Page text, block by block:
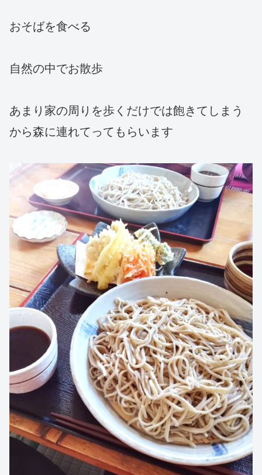
おそばを食べる
自然の中でお散歩
あまり家の周りを歩くだけでは飽きてしまう
から森に連れてってもらいます